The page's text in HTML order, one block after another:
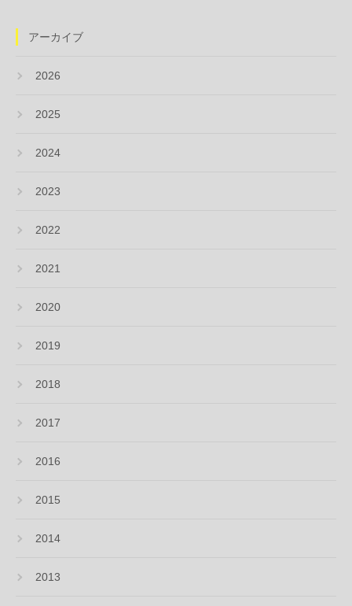
アーカイブ
2026
2025
2024
2023
2022
2021
2020
2019
2018
2017
2016
2015
2014
2013